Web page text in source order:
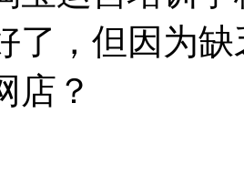
了，但因为
店？